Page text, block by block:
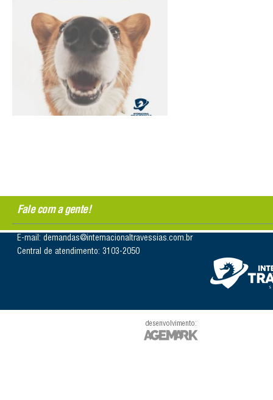
Fale com a gente!
E-mail: demandas@internacionaltravessias.com.br
Central de atendimento: 3103-2050
desenvolvimento: